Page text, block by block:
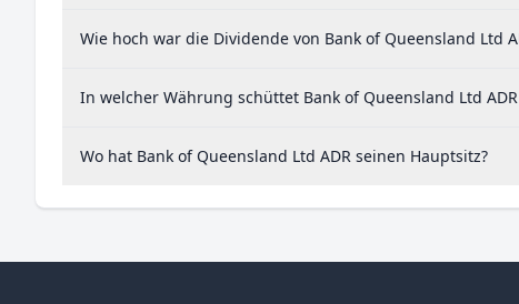
Wie hoch war die Dividende von Bank of Queensland Ltd
In welcher Währung schüttet Bank of Queensland Ltd
Wo hat Bank of Queensland Ltd ADR seinen Hauptsitz?